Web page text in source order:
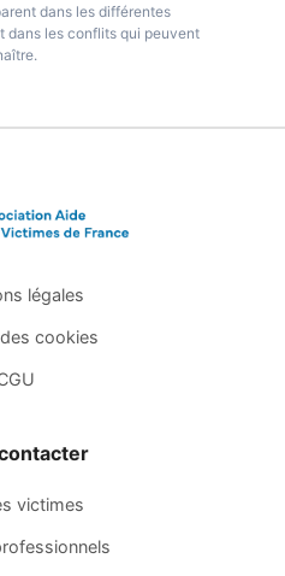
dans les différentes
dans les conflits qui peuvent
légales
cookies
victimes